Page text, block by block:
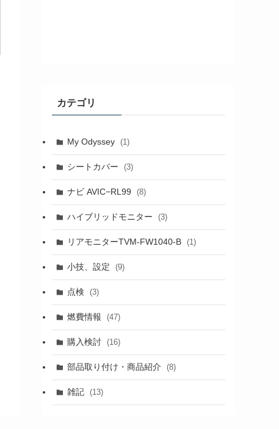
カテゴリ
My Odyssey (1)
シートカバー (3)
ナビ AVIC−RL99 (8)
ハイブリッドモニター (3)
リアモニターTVM-FW1040-B (1)
小技、設定 (9)
点検 (3)
燃費情報 (47)
購入検討 (16)
部品取り付け・商品紹介 (8)
雑記 (13)